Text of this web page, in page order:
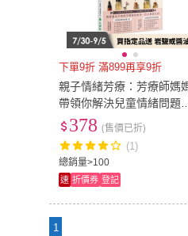
下單9折 滿899再享9折
親子情緒芳療：芳療師媽
帶領你解決兒童情緒問題，
以及父母的育兒焦慮、壓力
總銷量>100
378 (售價已折)
(1)
速 折價券 登記
1